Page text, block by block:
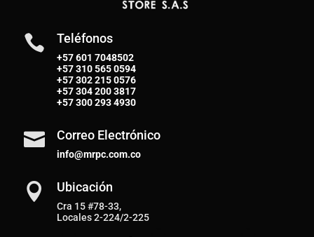
 Teléfonos
+57 601 7048502
+57310 565 0594
+57302 215 0576
+57304 200 3817
+57300 293 4930
 Correo Electrónico
info@mrpc.com.co
 Ubicación
Cra 15 #78-33,
Locales 2-224/2-225